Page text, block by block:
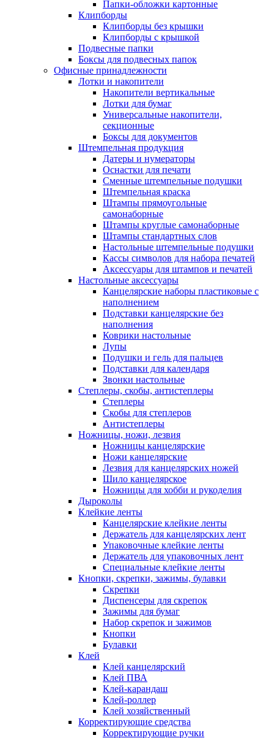
Папки-обложки картонные
Клипборды
Клипборды без крышки
Клипборды с крышкой
Подвесные папки
Боксы для подвесных папок
Офисные принадлежности
Лотки и накопители
Накопители вертикальные
Лотки для бумаг
Универсальные накопители,
секционные
Боксы для документов
Штемпельная продукция
Датеры и нумераторы
Оснастки для печати
Сменные штемпельные подушки
Штемпельная краска
Штампы прямоугольные
самонаборные
Штампы круглые самонаборные
Штампы стандартных слов
Настольные штемпельные подушки
Кассы символов для набора печатей
Аксессуары для штампов и печатей
Настольные аксессуары
Канцелярские наборы пластиковые с
наполнением
Подставки канцелярские без
наполнения
Коврики настольные
Лупы
Подушки и гель для пальцев
Подставки для календаря
Звонки настольные
Степлеры, скобы, антистеплеры
Степлеры
Скобы для степлеров
Антистеплеры
Ножницы, ножи, лезвия
Ножницы канцелярские
Ножи канцелярские
Лезвия для канцелярских ножей
Шило канцелярское
Ножницы для хобби и рукоделия
Дыроколы
Клейкие ленты
Канцелярские клейкие ленты
Держатель для канцелярских лент
Упаковочные клейкие ленты
Держатель для упаковочных лент
Специальные клейкие ленты
Кнопки, скрепки, зажимы, булавки
Скрепки
Диспенсеры для скрепок
Зажимы для бумаг
Набор скрепок и зажимов
Кнопки
Булавки
Клей
Клей канцелярский
Клей ПВА
Клей-карандаш
Клей-роллер
Клей хозяйственный
Корректирующие средства
Корректирующие ручки